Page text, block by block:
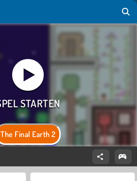
The Final Earth 2